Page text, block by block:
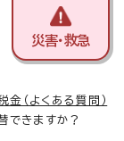
災害・救急
金（よくある質問）
できますか？